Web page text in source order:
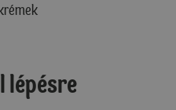
lépésre